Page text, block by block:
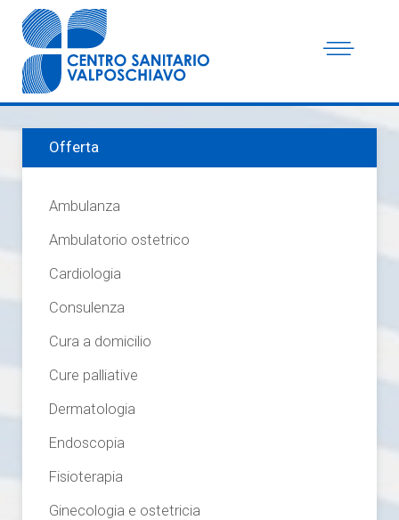
Offerta
Ambulanza
Ambulatorio ostetrico
Cardiologia
Consulenza
Cura a domicilio
Cure palliative
Dermatologia
Endoscopia
Fisioterapia
Ginecologia e ostetricia